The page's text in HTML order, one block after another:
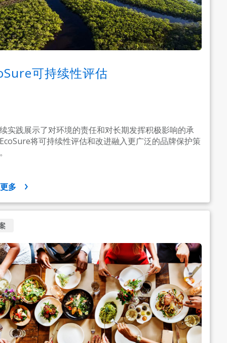
可持续性评估
实践展示了对环境的责任和对长期发挥积极影响的承
将可持续性评估和改进融入更广泛的品牌保护策
更多